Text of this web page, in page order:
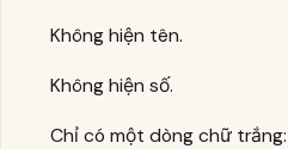
Không hiện tên.
Không hiện số.
Chỉ có một dòng chữ trắng: